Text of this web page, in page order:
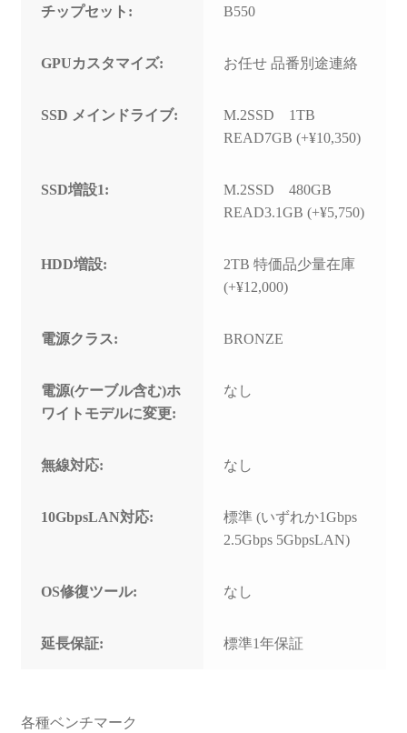
チップセット: B550
GPUカスタマイズ: お任せ 品番別途連絡
SSD メインドライブ:
M.2SSD 1TB
READ7GB (+¥10,350)
SSD増設1:
M.2SSD 480GB
READ3.1GB (+¥5,750)
HDD増設:
2TB 特価品少量在庫
(+¥12,000)
電源クラス: BRONZE
電源(ケーブル含む)ホ
ワイトモデルに変更:
なし
無線対応: なし
10GbpsLAN対応:
標準 (いずれか1Gbps
2.5Gbps 5GbpsLAN)
OS修復ツール: なし
延長保証: 標準1年保証
各種ベンチマーク